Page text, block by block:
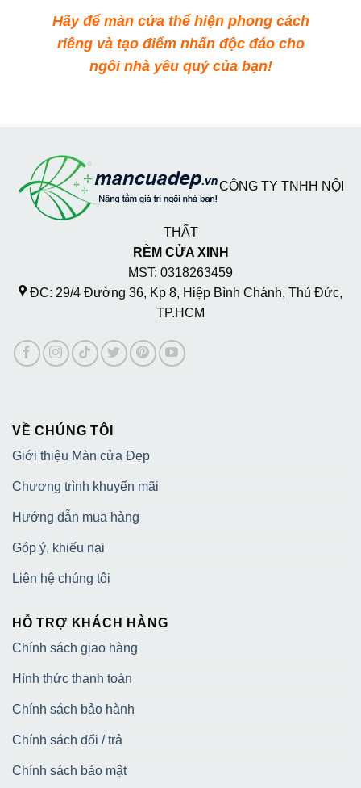
Hãy để màn cửa thể hiện phong cách
riêng và tạo điểm nhấn độc đáo cho
ngôi nhà yêu quý của bạn!
CÔNG TY TNHH NỘI
THẤT
RÈM CỬA XINH
MST: 0318263459
ĐC: 29/4 Đường 36, Kp 8, Hiệp Bình Chánh, Thủ Đức,
TP.HCM
VỀ CHÚNG TÔI
Giới thiệu Màn cửa Đẹp
Chương trình khuyến mãi
Hướng dẫn mua hàng
Góp ý, khiếu nại
Liên hệ chúng tôi
HỖ TRỢ KHÁCH HÀNG
Chính sách giao hàng
Hình thức thanh toán
Chính sách bảo hành
Chính sách đổi / trả
Chính sách bảo mật